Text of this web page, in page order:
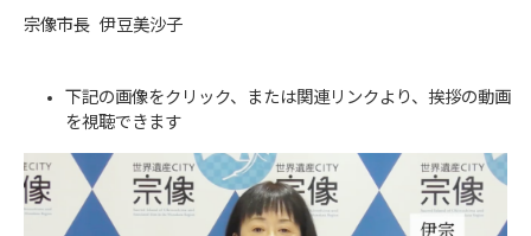
宗像市長 伊豆美沙子
下記の画像をクリック、または関連リンクより、挨拶の動画
を視聴できます